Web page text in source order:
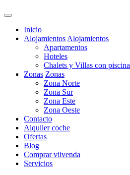
Inicio
Alojamientos Alojamientos
Apartamentos
Hoteles
Chalets y Villas con piscina
Zonas Zonas
Zona Norte
Zona Sur
Zona Este
Zona Oeste
Contacto
Alquiler coche
Ofertas
Blog
Comprar viivenda
Servicios